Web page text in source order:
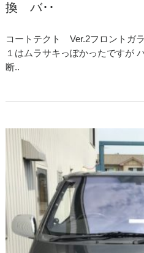
換 バ･･
コートテクト Ver.2フロントガ
１はムラサキっぽかったですが
断..